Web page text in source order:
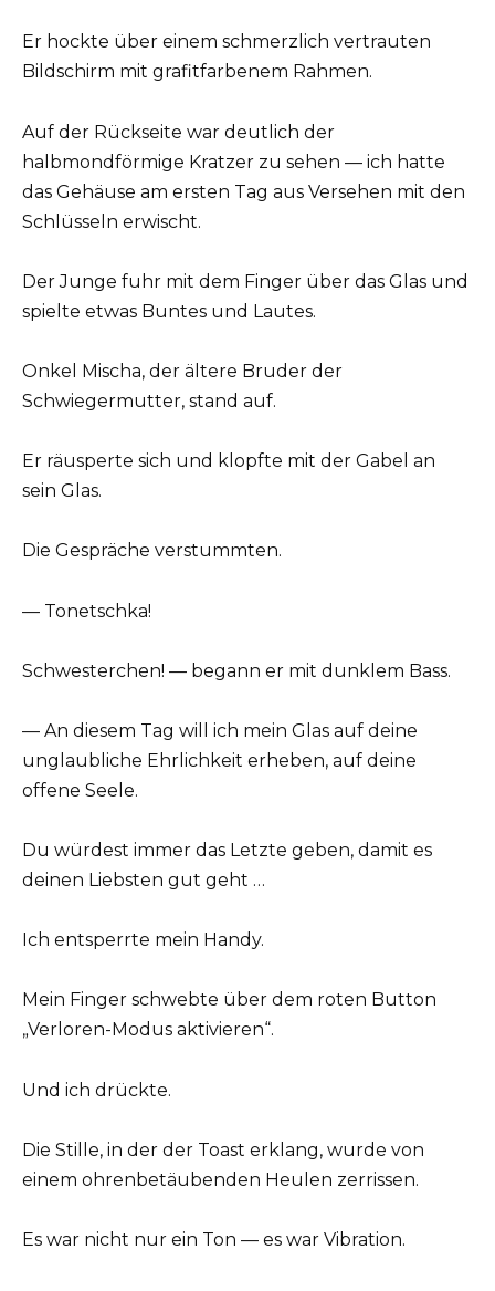
Er hockte über einem schmerzlich vertrauten
Bildschirm mit grafitfarbenem Rahmen.
Auf der Rückseite war deutlich der
halbmondförmige Kratzer zu sehen — ich hatte
das Gehäuse am ersten Tag aus Versehen mit den
Schlüsseln erwischt.
Der Junge fuhr mit dem Finger über das Glas und
spielte etwas Buntes und Lautes.
Onkel Mischa, der ältere Bruder der
Schwiegermutter, stand auf.
Er räusperte sich und klopfte mit der Gabel an
sein Glas.
Die Gespräche verstummten.
— Tonetschka!
Schwesterchen! — begann er mit dunklem Bass.
— An diesem Tag will ich mein Glas auf deine
unglaubliche Ehrlichkeit erheben, auf deine
offene Seele.
Du würdest immer das Letzte geben, damit es
deinen Liebsten gut geht …
Ich entsperrte mein Handy.
Mein Finger schwebte über dem roten Button
„Verloren-Modus aktivieren“.
Und ich drückte.
Die Stille, in der der Toast erklang, wurde von
einem ohrenbetäubenden Heulen zerrissen.
Es war nicht nur ein Ton — es war Vibration.